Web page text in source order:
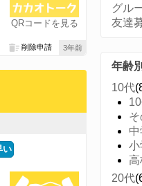
QRコードを見る
3年前
削除申請
い
グル
友達
年齢別
10代
小
高
20代